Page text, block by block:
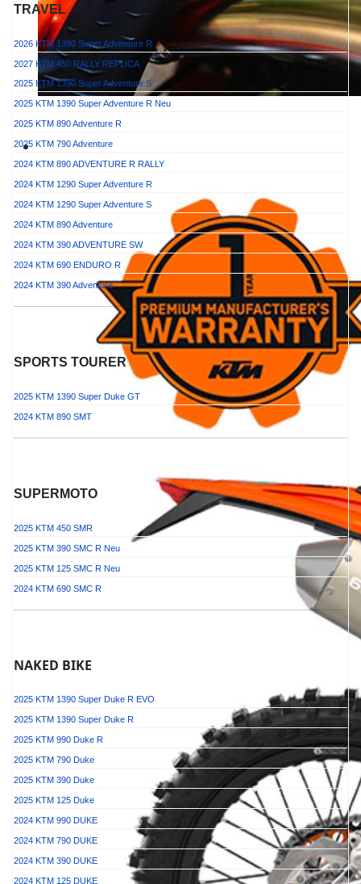
TRAVEL
2026 KTM 1390 Super Adventure R
2027 KTM 450 RALLY REPLICA
2025 KTM 1390 Super Adventure S
2025 KTM 1390 Super Adventure R Neu
2025 KTM 890 Adventure R
2025 KTM 790 Adventure
2024 KTM 890 ADVENTURE R RALLY
2024 KTM 1290 Super Adventure R
2024 KTM 1290 Super Adventure S
2024 KTM 890 Adventure
2024 KTM 390 ADVENTURE SW
2024 KTM 690 ENDURO R
2024 KTM 390 Adventure
SPORTS TOURER
2025 KTM 1390 Super Duke GT
2024 KTM 890 SMT
SUPERMOTO
2025 KTM 450 SMR
2025 KTM 390 SMC R Neu
2025 KTM 125 SMC R Neu
2024 KTM 690 SMC R
NAKED BIKE
2025 KTM 1390 Super Duke R EVO
2025 KTM 1390 Super Duke R
2025 KTM 990 Duke R
2025 KTM 790 Duke
2025 KTM 390 Duke
2025 KTM 125 Duke
2024 KTM 990 DUKE
2024 KTM 790 DUKE
2024 KTM 390 DUKE
2024 KTM 125 DUKE